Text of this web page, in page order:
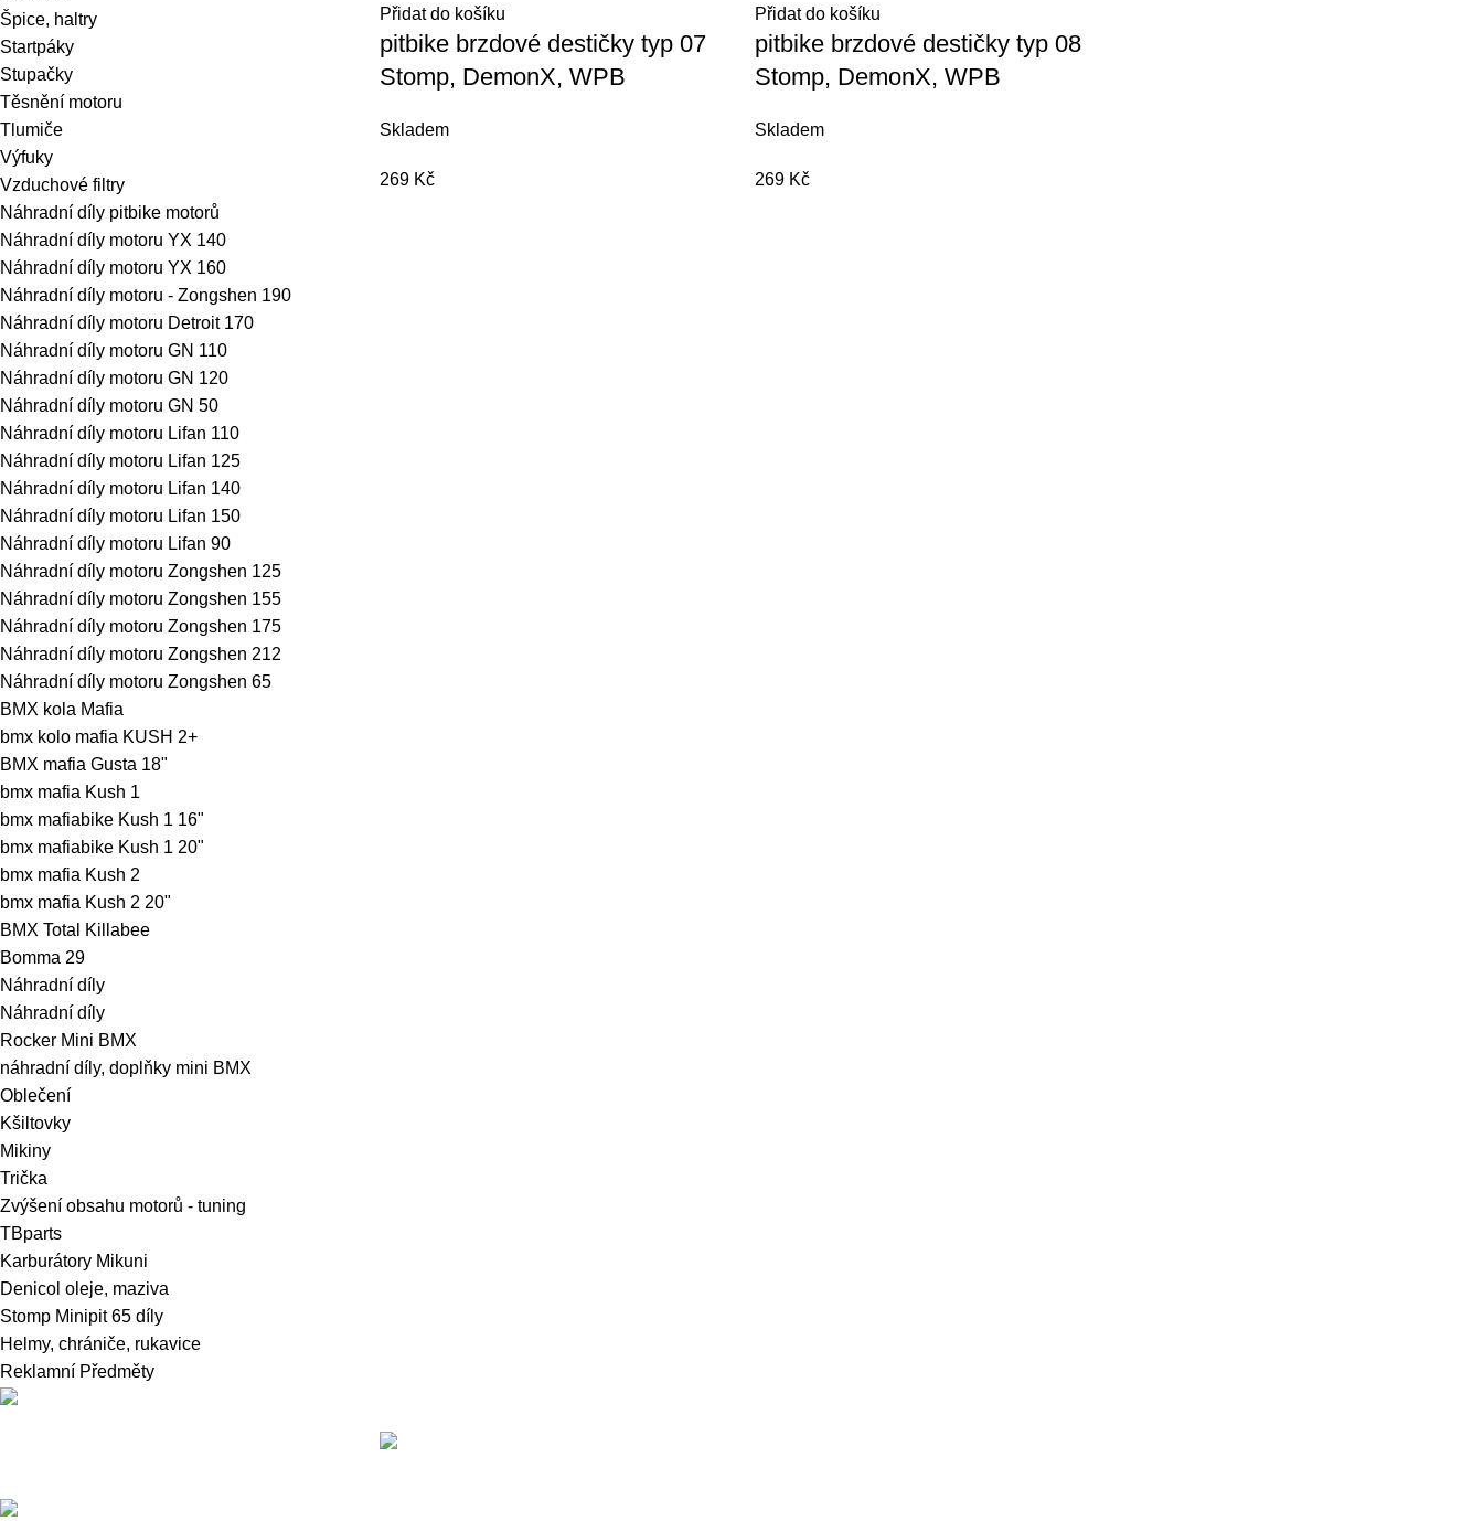
Špice, haltry
Startpáky
Stupačky
Těsnění motoru
Tlumiče
Výfuky
Vzduchové filtry
Náhradní díly pitbike motorů
Náhradní díly motoru YX 140
Náhradní díly motoru YX 160
Náhradní díly motoru - Zongshen 190
Náhradní díly motoru Detroit 170
Náhradní díly motoru GN 110
Náhradní díly motoru GN 120
Náhradní díly motoru GN 50
Náhradní díly motoru Lifan 110
Náhradní díly motoru Lifan 125
Náhradní díly motoru Lifan 140
Náhradní díly motoru Lifan 150
Náhradní díly motoru Lifan 90
Náhradní díly motoru Zongshen 125
Náhradní díly motoru Zongshen 155
Náhradní díly motoru Zongshen 175
Náhradní díly motoru Zongshen 212
Náhradní díly motoru Zongshen 65
BMX kola Mafia
bmx kolo mafia KUSH 2+
BMX mafia Gusta 18"
bmx mafia Kush 1
bmx mafiabike Kush 1 16"
bmx mafiabike Kush 1 20"
bmx mafia Kush 2
bmx mafia Kush 2 20"
BMX Total Killabee
Bomma 29
Náhradní díly
Náhradní díly
Rocker Mini BMX
náhradní díly, doplňky mini BMX
Oblečení
Kšiltovky
Mikiny
Trička
Zvýšení obsahu motorů - tuning
TBparts
Karburátory Mikuni
Denicol oleje, maziva
Stomp Minipit 65 díly
Helmy, chrániče, rukavice
Reklamní Předměty
Přidat do košíku
pitbike brzdové destičky typ 07
Stomp, DemonX, WPB
Skladem
269 Kč
Přidat do košíku
pitbike brzdové destičky typ 08
Stomp, DemonX, WPB
Skladem
269 Kč